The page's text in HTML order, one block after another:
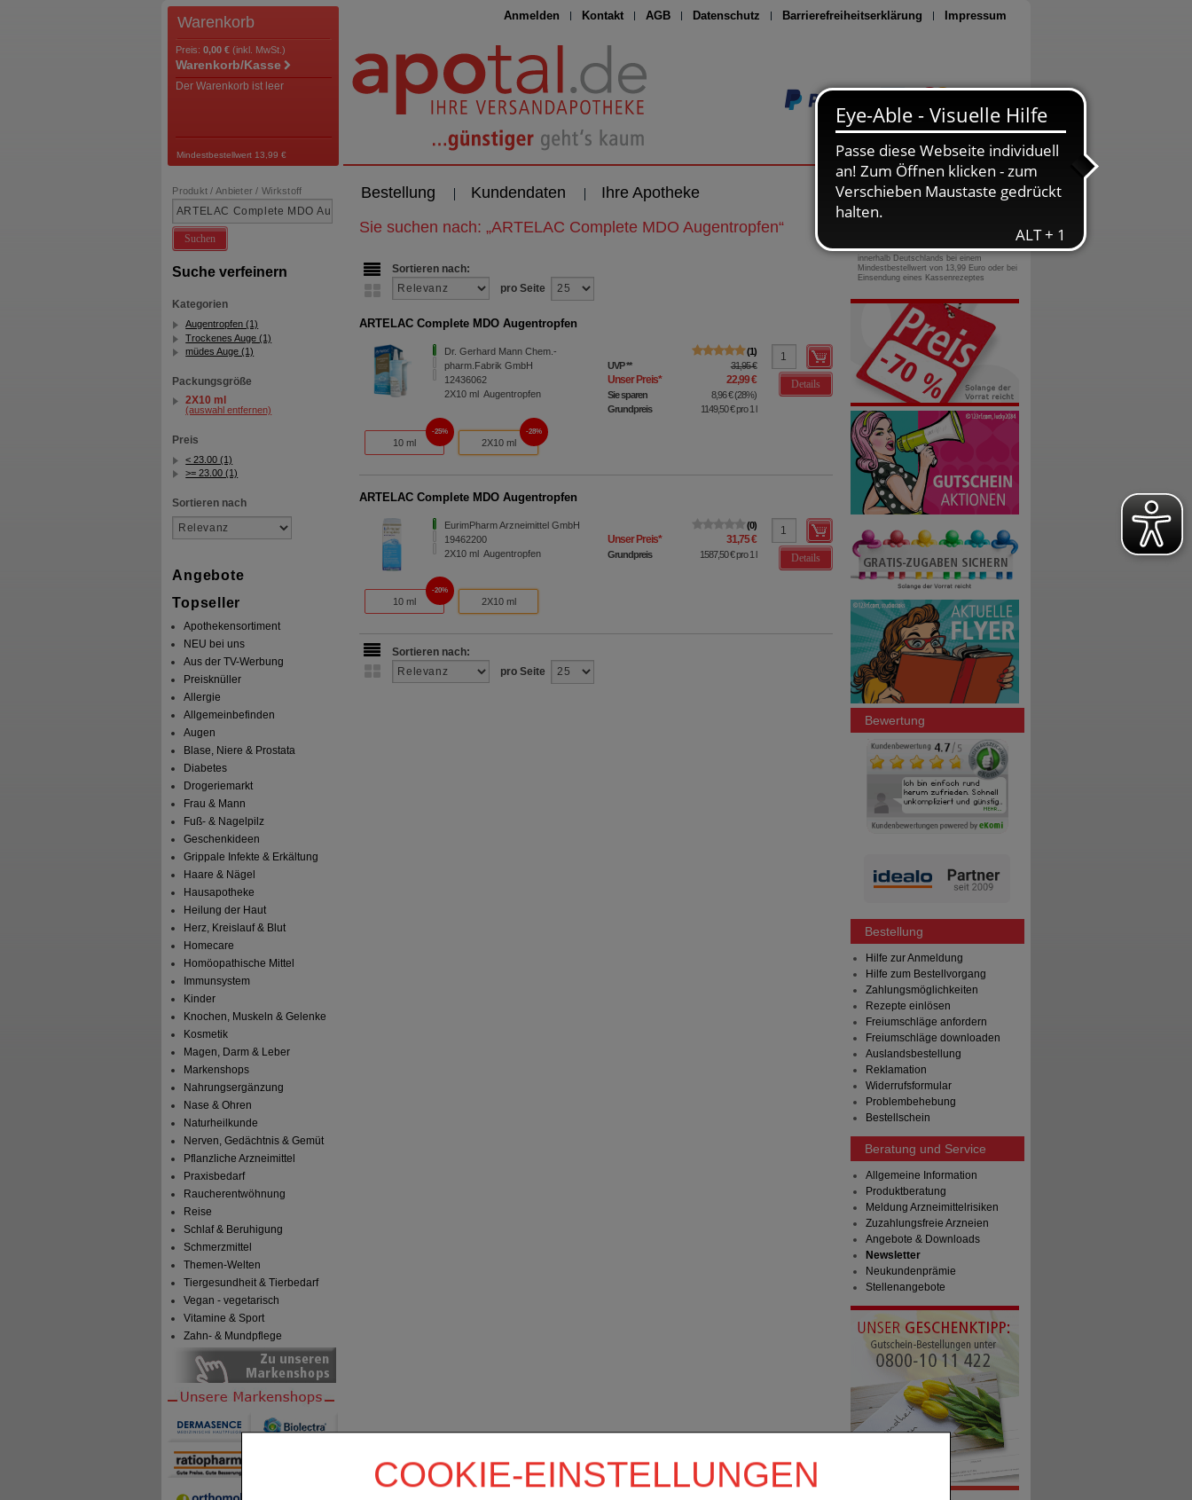
COOKIE-EINSTELLUNGEN
Anmelden Kontakt AGB Datenschutz Barrierefreiheitserklärung Impressum
Seite drucken
Warenkorb
Preis: 0,00 € (inkl. MwSt.)
Warenkorb/Kasse
Der Warenkorb ist leer
Mindestbestellwert 13,99 €
Bestellung Kundendaten Ihre Apotheke
Produkt / Anbieter / Wirkstoff
Suchen
Suche verfeinern
Kategorien
Augentropfen (1)
Trockenes Auge (1)
müdes Auge (1)
Packungsgröße
2X10 ml
(auswahl entfernen)
Preis
< 23.00 (1)
>= 23.00 (1)
Sortieren nach
Angebote
Topseller
Apothekensortiment
NEU bei uns
Aus der TV-Werbung
Preisknüller
Allergie
Allgemeinbefinden
Augen
Blase, Niere & Prostata
Diabetes
Drogeriemarkt
Frau & Mann
Fuß- & Nagelpilz
Geschenkideen
Grippale Infekte & Erkältung
Haare & Nägel
Hausapotheke
Heilung der Haut
Herz, Kreislauf & Blut
Homecare
Homöopathische Mittel
Immunsystem
Kinder
Knochen, Muskeln & Gelenke
Kosmetik
Magen, Darm & Leber
Markenshops
Nahrungsergänzung
Nase & Ohren
Naturheilkunde
Nerven, Gedächtnis & Gemüt
Pflanzliche Arzneimittel
Praxisbedarf
Raucherentwöhnung
Reise
Schlaf & Beruhigung
Schmerzmittel
Themen-Welten
Tiergesundheit & Tierbedarf
Vegan - vegetarisch
Vitamine & Sport
Zahn- & Mundpflege
Sie suchen nach: „ARTELAC Complete MDO Augentropfen“
Sortieren nach:
pro Seite
ARTELAC Complete MDO Augentropfen
Dr. Gerhard Mann Chem.-
pharm.Fabrik GmbH
12436062
2X10 ml Augentropfen
1
UVP** 31,95 €
Unser Preis* 22,99 €
Sie sparen 8,96 €(28%)
Grundpreis
1149,50 €pro 1 l
Details
10 ml
25%
2X10 ml
28%
ARTELAC Complete MDO Augentropfen
EurimPharm Arzneimittel GmbH
19462200
2X10 ml Augentropfen
0
Unser Preis* 31,75 €
Grundpreis 1587,50 €pro 1 l Details
10 ml
20%
2X10 ml
Sortieren nach:
pro Seite
0800-10 11 422
gebührenfreie Rufnummer
innerhalb Deutschlands bei einem
Mindestbestellwert von 13,99 Euro oder bei
Einsendung eines Kassenrezeptes
Bewertung
Bestellung
Hilfe zur Anmeldung
Hilfe zum Bestellvorgang
Zahlungsmöglichkeiten
Rezepte einlösen
Freiumschläge anfordern
Freiumschläge downloaden
Auslandsbestellung
Reklamation
Widerrufsformular
Problembehebung
Bestellschein
Beratung und Service
Allgemeine Information
Produktberatung
Meldung Arzneimittelrisiken
Zuzahlungsfreie Arzneien
Angebote & Downloads
Newsletter
Neukundenprämie
Stellenangebote